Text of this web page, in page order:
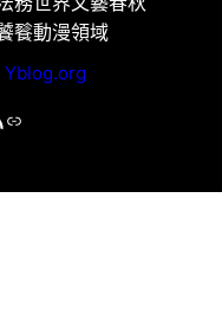
餮動漫領域
Yblog.org
連結